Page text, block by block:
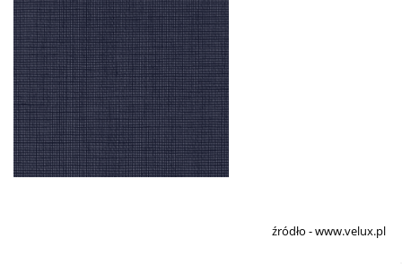
źródło - www.velux.pl